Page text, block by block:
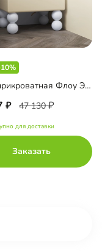
Тумба прикроватная Флоу Эмаль
47 130
для доставки
Заказать